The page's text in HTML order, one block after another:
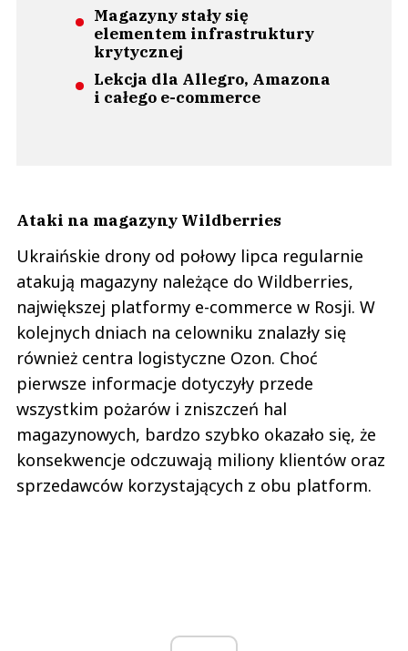
Magazyny stały się
elementem infrastruktury
krytycznej
Lekcja dla Allegro, Amazona
i całego e-commerce
Ataki na magazyny Wildberries
Ukraińskie drony od połowy lipca regularnie
atakują magazyny należące do Wildberries,
największej platformy e-commerce w Rosji. W
kolejnych dniach na celowniku znalazły się
również centra logistyczne Ozon. Choć
pierwsze informacje dotyczyły przede
wszystkim pożarów i zniszczeń hal
magazynowych, bardzo szybko okazało się, że
konsekwencje odczuwają miliony klientów oraz
sprzedawców korzystających z obu platform.